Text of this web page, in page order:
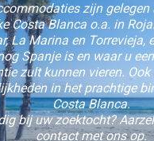
zijn gelegen
Costa Blanca o.a. in
La Marina en Torrevieja,
Spanje is en waar u
zult kunnen vieren.
in het prachtige
Costa Blanca.
bij uw zoektocht?
contact met ons op.